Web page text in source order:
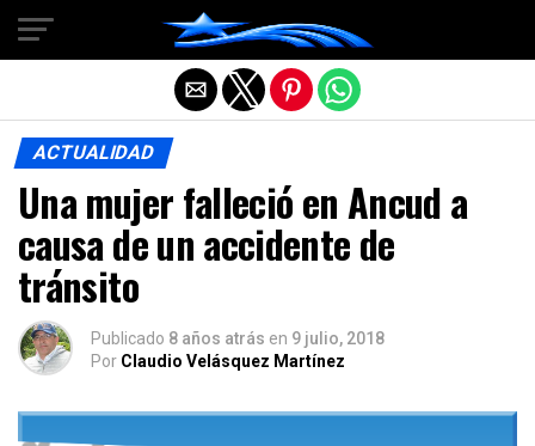
ACTUALIDAD
Una mujer falleció en Ancud a
causa de un accidente de
tránsito
Publicado 8 años atrás en 9 julio, 2018
Por Claudio Velásquez Martínez
Salir de la versión móvil